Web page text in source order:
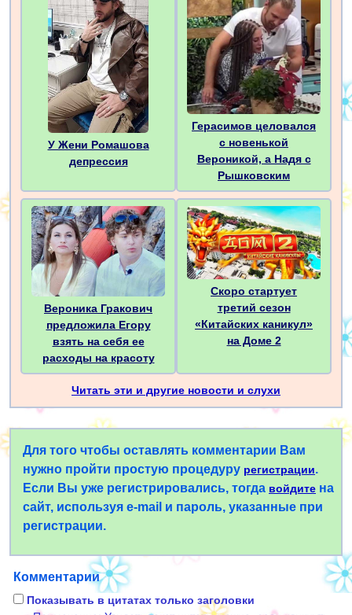
У Жени Ромашова
депрессия
Герасимов целовался
с новенькой
Вероникой, а Надя с
Рышковским
Вероника Гракович
предложила Егору
взять на себя ее
расходы на красоту
Скоро стартует
третий сезон
«Китайских каникул»
на Доме 2
Читать эти и другие новости и слухи
Для того чтобы оставлять комментарии Вам
нужно пройти простую процедуру регистрации.
Если Вы уже регистрировались, тогда войдите на
сайт, используя e-mail и пароль, указанные при
регистрации.
Комментарии
Показывать в цитатах только заголовки